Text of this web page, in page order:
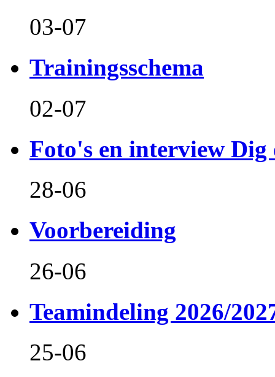
03-07
Trainingsschema
02-07
Foto's en interview Dig
28-06
Voorbereiding
26-06
Teamindeling 2026/
25-06